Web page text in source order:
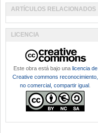
ARTÍCULOS RELACIONADOS
LICENCIA
Este obra está bajo una licencia de
Creative commons reconocimiento,
no comercial, compartir igual